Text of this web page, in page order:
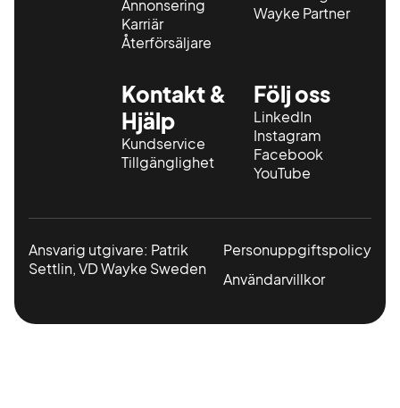
Annonsering
Karriär
Återförsäljare
Wayke Partner
Kontakt &
Hjälp
Kundservice
Tillgänglighet
Följ oss
LinkedIn
Instagram
Facebook
YouTube
Ansvarig utgivare: Patrik
Settlin, VD Wayke Sweden
Personuppgiftspolicy
Användarvillkor